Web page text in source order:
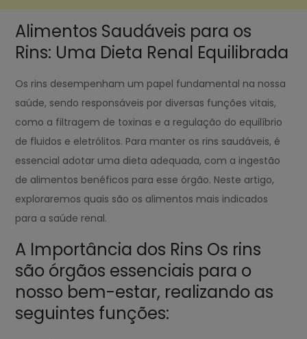
Alimentos Saudáveis para os
Rins: Uma Dieta Renal Equilibrada
Os rins desempenham um papel fundamental na nossa
saúde, sendo responsáveis por diversas funções vitais,
como a filtragem de toxinas e a regulação do equilíbrio
de fluidos e eletrólitos. Para manter os rins saudáveis, é
essencial adotar uma dieta adequada, com a ingestão
de alimentos benéficos para esse órgão. Neste artigo,
exploraremos quais são os alimentos mais indicados
para a saúde renal.
A Importância dos Rins Os rins
são órgãos essenciais para o
nosso bem-estar, realizando as
seguintes funções: